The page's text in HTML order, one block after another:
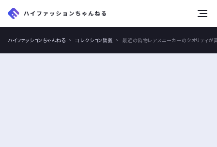
ハイファッションちゃんねる コレクション談義 最近の偽物レアスニーカーのクオリティ